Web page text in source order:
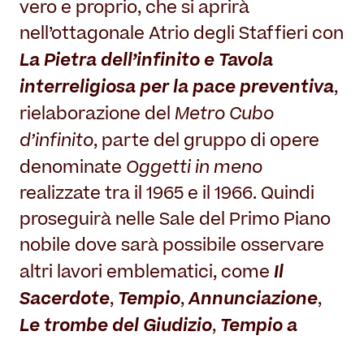
vero e proprio, che si aprirà
nell’ottagonale Atrio degli Staffieri con
La Pietra dell’infinito e Tavola
interreligiosa per la pace preventiva,
rielaborazione del Metro Cubo
d’infinito, parte del gruppo di opere
denominate Oggetti in meno
realizzate tra il 1965 e il 1966. Quindi
proseguirà nelle Sale del Primo Piano
nobile dove sarà possibile osservare
altri lavori emblematici, come Il
Sacerdote, Tempio,Annunciazione,
Le trombe del Giudizio, Tempio a